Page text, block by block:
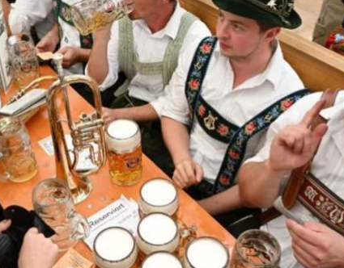
Тайный гость: кафе «Автограф» Тайный